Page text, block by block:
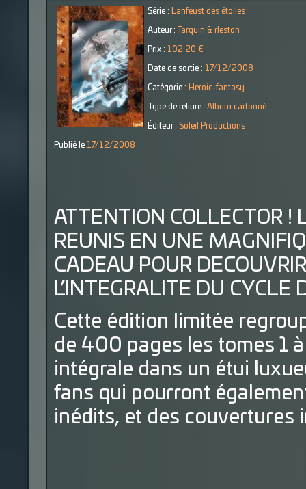
Série : Lanfeust des étoiles
Auteur : Tarquin & rleston
Prix : 102.20 €
Date de sortie : 17/12/2008
Catégorie : Heroic-fantasy
Type de reliure : Album cartonné
Éditeur : Soleil Productions
Publié le 17/12/2008
ATTENTION COLLECTOR !
REUNIS EN UNE
CADEAU POUR
L’INTEGRALITE DU CYCLE
Cette édition limitée
de 400 pages les tomes 1
intégrale dans un étui
fans qui pourront
inédits, et des couvertures